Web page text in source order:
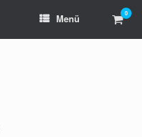
Menü 0